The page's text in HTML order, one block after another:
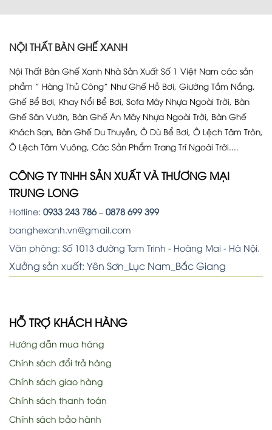
NỘI THẤT BÀN GHẾ XANH
Nội Thất Bàn Ghế Xanh Nhà Sản Xuất Số 1 Việt Nam các sản
phẩm ” Hàng Thủ Công” Như Ghế Hồ Bơi, Giường Tắm Nắng,
Ghế Bể Bơi, Khay Nổi Bể Bơi, Sofa Mây Nhựa Ngoài Trời, Bàn
Ghế Sân Vườn, Bàn Ghế Ăn Mây Nhựa Ngoài Trời, Bàn Ghế
Khách Sạn, Bàn Ghế Du Thuyền, Ô Dù Bể Bơi, Ô Lệch Tâm Tròn,
Ô Lệch Tâm Vuông, Các Sản Phẩm Trang Trí Ngoài Trời....
CÔNG TY TNHH SẢN XUẤT VÀ THƯƠNG MẠI
TRUNG LONG
Hotline: 0933 243 786– 0878 699 399
banghexanh.vn@gmail.com
Văn phòng: Số 1013 đường Tam Trinh - Hoàng Mai - Hà Nội.
Xưởng sản xuất: Yên Sơn_Lục Nam_Bắc Giang
HỖ TRỢ KHÁCH HÀNG
Hướng dẫn mua hàng
Chính sách đổi trả hàng
Chính sách giao hàng
Chính sách thanh toán
Chính sách bảo hành